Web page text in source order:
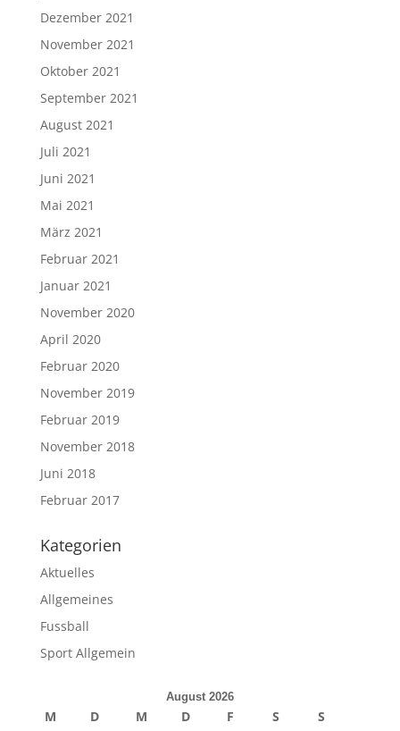
Dezember 2021
November 2021
Oktober 2021
September 2021
August 2021
Juli 2021
Juni 2021
Mai 2021
März 2021
Februar 2021
Januar 2021
November 2020
April 2020
Februar 2020
November 2019
Februar 2019
November 2018
Juni 2018
Februar 2017
Kategorien
Aktuelles
Allgemeines
Fussball
Sport Allgemein
August 2026
M D M D F S
S